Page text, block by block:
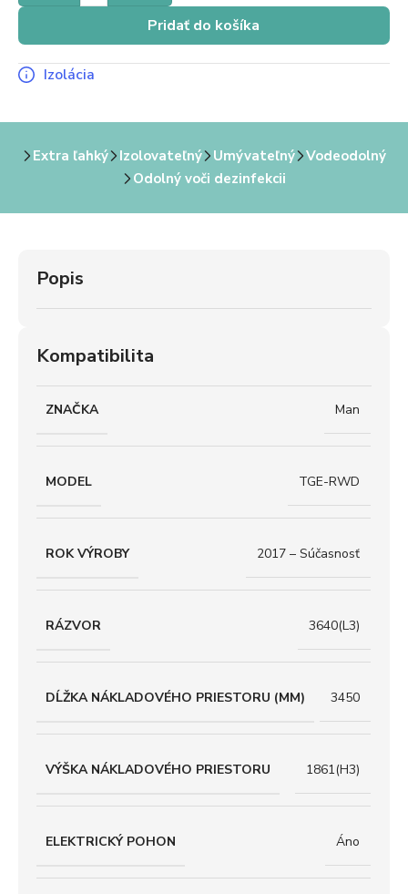
Pridať do košíka
Izolácia
Extra ľahký Izolovateľný Umývateľný
Vodeodolný
Odolný voči dezinfekcii
Popis
Kompatibilita
ZNAČKA Man
MODEL TGE-RWD
ROK VÝROBY 2017 – Súčasnosť
RÁZVOR 3640(L3)
DĹŽKA NÁKLADOVÉHO PRIESTORU (MM) 3450
VÝŠKA NÁKLADOVÉHO PRIESTORU 1861(H3)
ELEKTRICKÝ POHON Áno